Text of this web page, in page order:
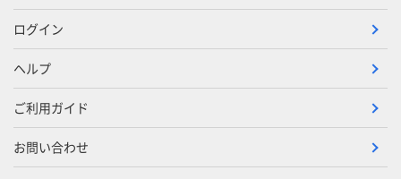
ログイン
ヘルプ
ご利用ガイド
お問い合わせ